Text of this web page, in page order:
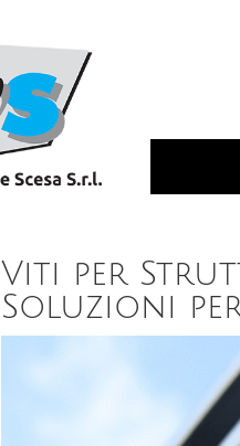
Viti per
Soluzioni